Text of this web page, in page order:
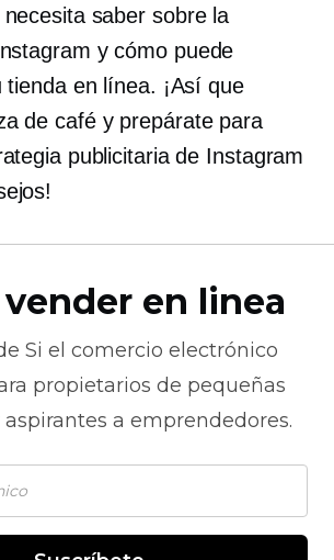
saber sobre la
y cómo puede
tienda en línea. ¡Así que
de café y prepárate para
publicitaria de Instagram
en linea
Si el comercio electrónico
propietarios de pequeñas
a emprendedores.